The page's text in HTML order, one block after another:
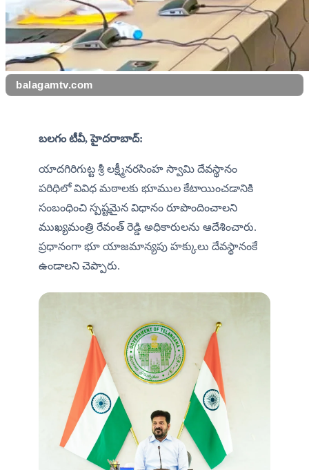
balagamtv.com
బలగం టీవీ, హైదరాబాద్:
యాదగిరిగుట్ట శ్రీ లక్ష్మీనరసింహ స్వామి దేవస్థానం
పరిధిలో వివిధ మఠాలకు భూముల కేటాయించడానికి
సంబంధించి స్పష్టమైన విధానం రూపొందించాలని
ముఖ్యమంత్రి రేవంత్ రెడ్డి అధికారులను ఆదేశించారు.
ప్రధానంగా భూ యాజమాన్యపు హక్కులు దేవస్థానంకే
ఉండాలని చెప్పారు.